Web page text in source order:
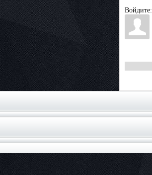
Войдите: